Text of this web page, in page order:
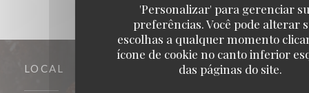
'Personalizar' para gerenciar
preferências. Você pode alterar
escolhas a qualquer momento
ícone de cookie no canto inferior
das páginas do site.
LOCAL